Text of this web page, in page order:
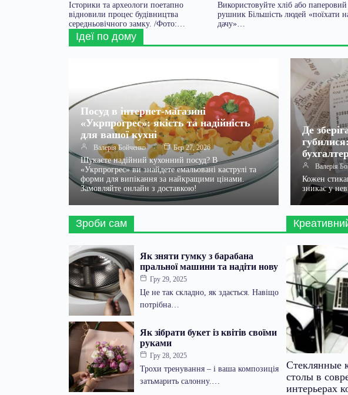
Історики та археологи поетапно
відновили процес будівництва
середньовічного замку. /Фото:…
Використовуйте хліб або паперовий
рушник Більшість людей «поїхати
дачу»…
Ідеї по дому
Посуд в інтернет-магазині
«Укрпрогрес»: якість та надійність
для вашої кухні
Валерія Бойченко Бер 27, 2026
Шукаєте надійний кухонний посуд? В
«Укрпрогрес» ви знайдете емальовані каструлі та
форми для випікання за найкращими цінами.
Замовляйте онлайн з доставкою!
Де
Валерія
Кожен
зникає у
Зроби сам
Як зняти гумку з барабана
пральної машини та надіти нову
Гру 29, 2025
Це не так складно, як здається. Навіщо
потрібна…
Як зібрати букет із квітів своїми
руками
Гру 28, 2025
Трохи тренування – і ваша композиція
затьмарить салонну.…
Стеклянные
столы в
интерьерах